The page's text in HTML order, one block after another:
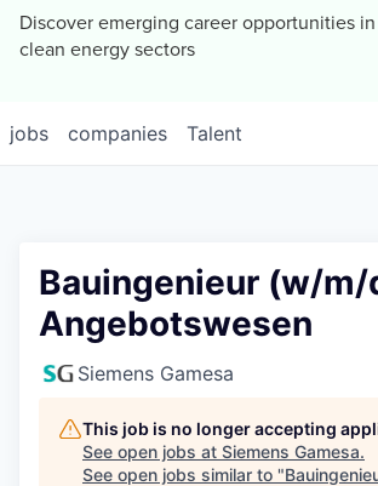
Discover emerging career opportunities
clean energy sectors
jobs companies Talent
Bauingenieur (w/m/
Angebotswesen
Siemens Gamesa
This job is no longer accepting
See open jobs at Siemens Gamesa.
See open jobs similar to "